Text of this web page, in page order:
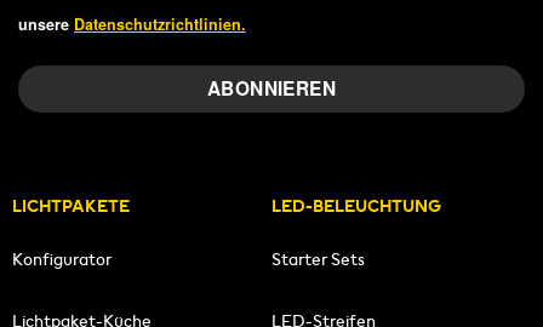
unsere Datenschutzrichtlinien.
LICHTPAKETE
Konfigurator
Lichtpaket-Küche
LED-BELEUCHTUNG
Starter Sets
LED-Streifen